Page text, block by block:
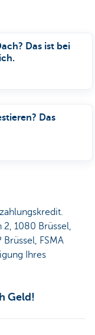
Das ist bei
Das
2, 1080 Brüssel,
FSMA
Ihres
Geld!